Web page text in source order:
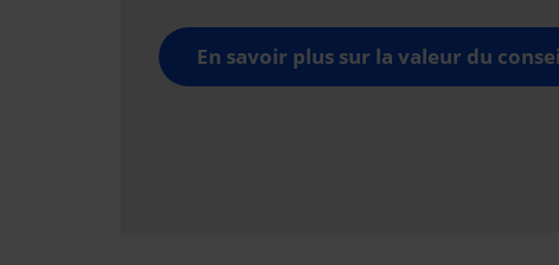
En savoir plus sur la valeur du